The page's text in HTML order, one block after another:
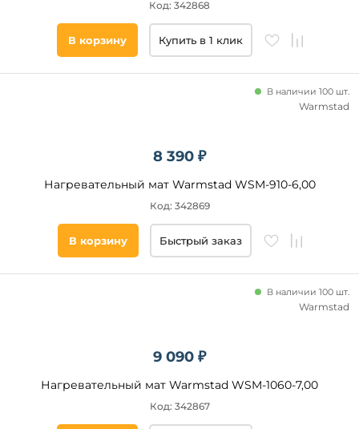
Код: 342868
В корзину Купить в 1 клик
8 390 ₽
Нагревательный мат Warmstad WSM-910-6,00
В наличии 100 шт.
Код: 342869
Warmstad
В корзину Быстрый заказ
9 090 ₽
Нагревательный мат Warmstad WSM-1060-7,00
В наличии 100 шт.
Код: 342867
Warmstad